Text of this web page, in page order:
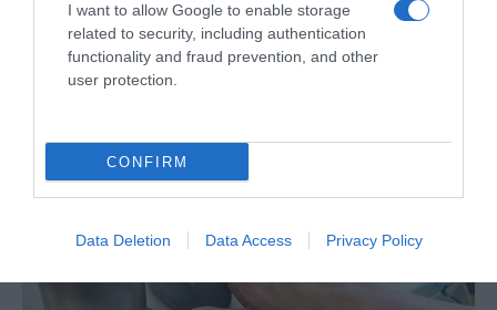
I want to allow Google to enable storage
related to security, including authentication
functionality and fraud prevention, and other
user protection.
CONFIRM
Data Deletion Data Access Privacy Policy
22 Jan 13:41